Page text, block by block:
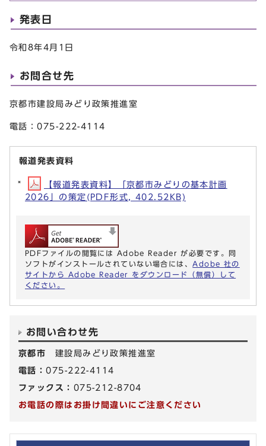
発表日
令和8年4月1日
お問合せ先
京都市建設局みどり政策推進室
電話：075-222-4114
報道発表資料
【報道発表資料】「京都市みどりの基本計画
2026」の策定(PDF形式, 402.52KB)
PDFファイルの閲覧には Adobe Reader が必要です。同
ソフトがインストールされていない場合には、 Adobe 社の
サイトから Adobe Reader をダウンロード（無償）して
ください。
お問い合わせ先
京都市 建設局みどり政策推進室
電話：075-222-4114
ファックス： 075-212-8704
お電話の際はお掛け間違いにご注意ください